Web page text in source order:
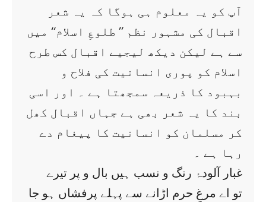
آپ کو یہ معلوم ہی ہوگا کہ یہ شعر
اقبال کی مشہور نظم ’’ طلوعِ اسلام‘‘ میں
سے ہے لیکن دیکھ لیجیے اقبال کس طرح
اسلام کو پوری انسانیت کی فلاح و
بہبود کا ذریعہ سمجھتا ہے ۔ اور اسی
بند کا یہ شعر بھی ہے جہاں اقبال کھل
کر مسلمان کو انسانیت کا پیغام دے
رہا ہے ۔
غبار آلودۂ رنگ و نسب ہیں بال و پر تیرے
تو اے مرغِ حرم اڑانے سے پہلے پرفشاں ہو جا